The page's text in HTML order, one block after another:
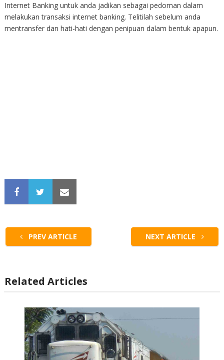
Internet Banking untuk anda jadikan sebagai pedoman dalam
melakukan transaksi internet banking. Telitilah sebelum anda
mentransfer dan hati-hati dengan penipuan dalam bentuk apapun.
PREV ARTICLE NEXT ARTICLE
Related Articles